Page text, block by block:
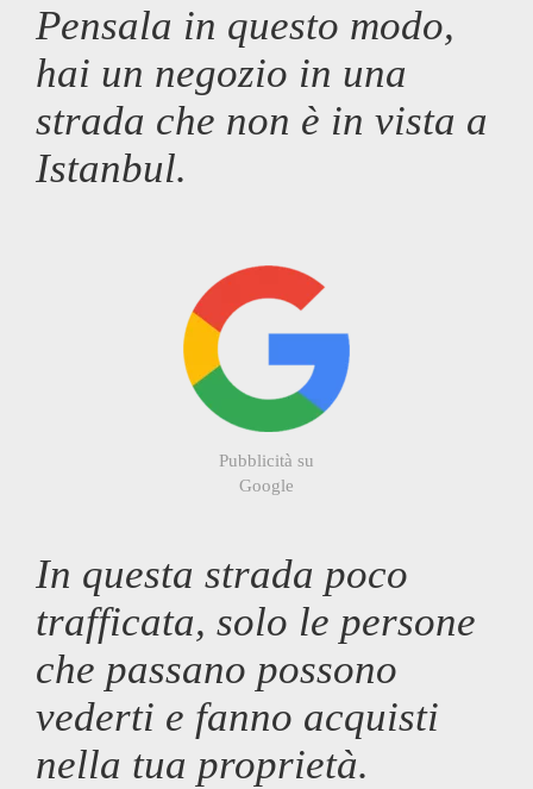
Pensala in questo modo,
hai un negozio in una
strada che non è in vista a
Istanbul.
Pubblicità su
Google
In questa strada poco
trafficata, solo le persone
che passano possono
vederti e fanno acquisti
nella tua proprietà.